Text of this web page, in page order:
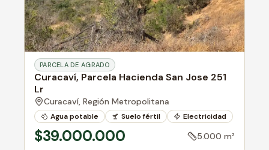
PARCELA DE AGRADO
Curacaví, Parcela Hacienda San Jose 251
Lr
Curacaví, Región Metropolitana
Agua potable Suelo fértil Electricidad
$39.000.000 5.000 m²